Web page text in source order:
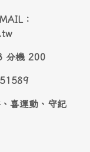
：
分機 200
喜運動、守紀